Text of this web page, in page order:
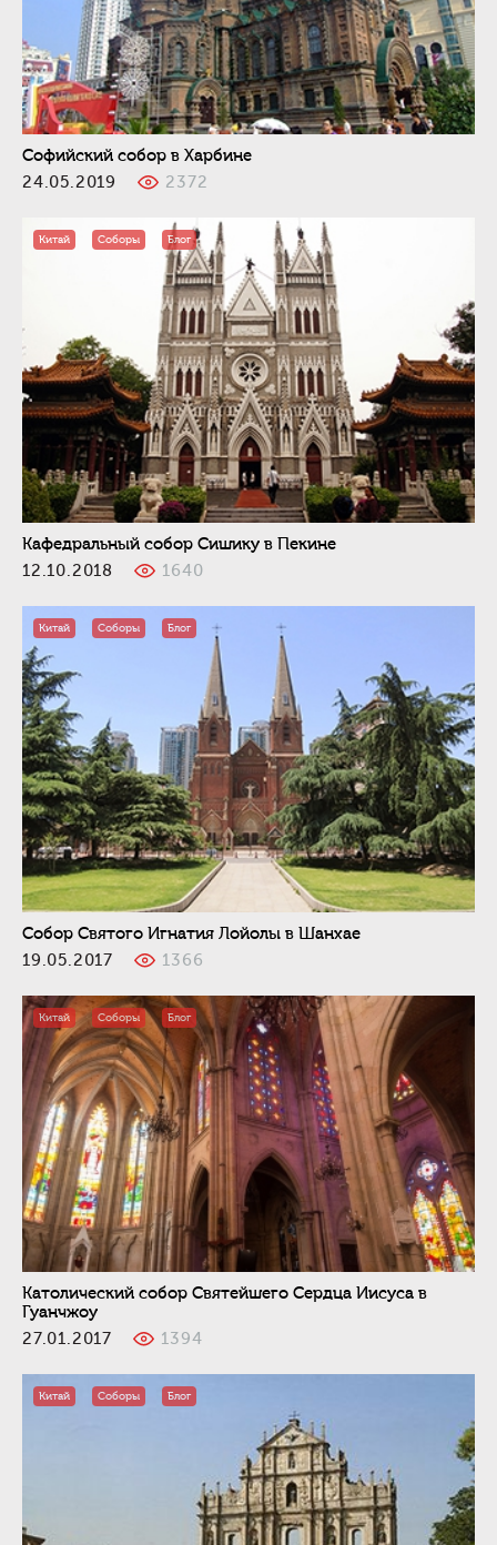
Софийский собор в Харбине
24.05.2019
2372
Китай Соборы Блог
Кафедральный собор Сишику в Пекине
12.10.2018
1640
Китай Соборы Блог
Собор Святого Игнатия Лойолы в Шанхае
19.05.2017
1366
Китай Соборы Блог
Католический собор Святейшего Сердца Иисуса в
Гуанчжоу
27.01.2017
1394
Китай Соборы Блог